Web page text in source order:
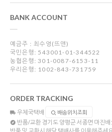
BANK ACCOUNT
예금주 : 최수영(뜨앤)
국민은행: 543001-01-344522
농협은행: 301-0087-6153-11
우리은행: 1002-843-731759
ORDER TRACKING
우체국택배 배송위치조회
반품/교환 경기도 양평군 서종면 마진